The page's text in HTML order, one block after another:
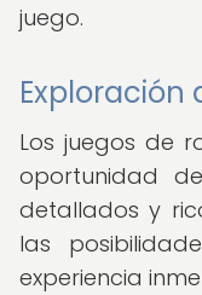
juego.
Exploración
Los juegos de
oportunidad
detallados y
las
experiencia